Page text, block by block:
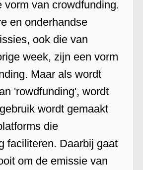
vorm van crowdfunding.
en onderhandse
ook die van
week, zijn een vorm
Maar als wordt
'rowdfunding', wordt
wordt gemaakt
die
faciliteren. Daarbij gaat
om de emissie van